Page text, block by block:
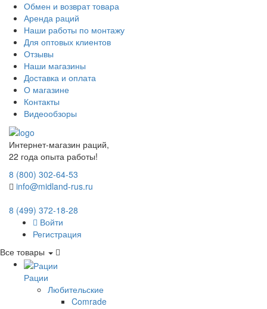
Обмен и возврат товара
Аренда раций
Наши работы по монтажу
Для оптовых клиентов
Отзывы
Наши магазины
Доставка и оплата
О магазине
Контакты
Видеообзоры
Интернет-магазин раций,
22 года опыта работы!
8 (800) 302-64-53
info@midland-rus.ru
8 (499) 372-18-28
Войти
Регистрация
Все товары
Рации
Любительские
Comrade